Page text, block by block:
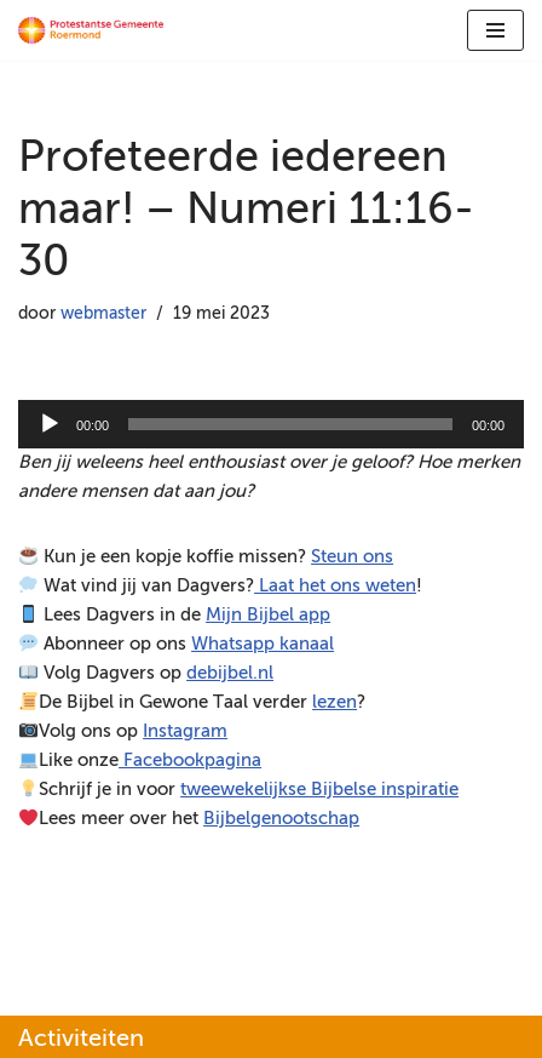
inhoud
Profeteerde iedereen
maar! – Numeri 11:16-
30
door webmaster 19 mei 2023
d
i
s
p
e
l
e
r
00:00 00:00
Ben jij weleens heel enthousiast over je geloof? Hoe merken
andere mensen dat aan jou?
Kun je een kopje koffie missen?Steun ons
Wat vind jij van Dagvers? Laat het ons weten!
Lees Dagvers in de Mijn Bijbel app
Abonneer op onsWhatsapp kanaal
Volg Dagvers opdebijbel.nl
De Bijbel in Gewone Taal verder lezen?
Volg ons op Instagram
Like onze Facebookpagina
Schrijf je in voortweewekelijkse Bijbelse inspiratie
Lees meer over het Bijbelgenootschap
Activiteiten